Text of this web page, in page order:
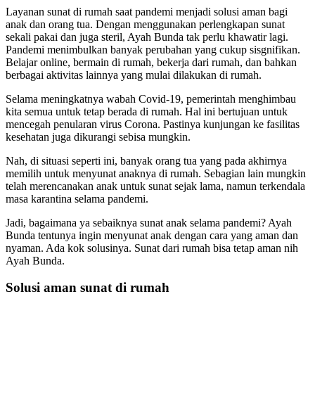
Layanan sunat di rumah saat pandemi menjadi solusi aman bagi
anak dan orang tua. Dengan menggunakan perlengkapan sunat
sekali pakai dan juga steril, Ayah Bunda tak perlu khawatir lagi.
Pandemi menimbulkan banyak perubahan yang cukup sisgnifikan.
Belajar online, bermain di rumah, bekerja dari rumah, dan bahkan
berbagai aktivitas lainnya yang mulai dilakukan di rumah.
Selama meningkatnya wabah Covid-19, pemerintah menghimbau
kita semua untuk tetap berada di rumah. Hal ini bertujuan untuk
mencegah penularan virus Corona. Pastinya kunjungan ke fasilitas
kesehatan juga dikurangi sebisa mungkin.
Nah, di situasi seperti ini, banyak orang tua yang pada akhirnya
memilih untuk menyunat anaknya di rumah. Sebagian lain mungkin
telah merencanakan anak untuk sunat sejak lama, namun terkendala
masa karantina selama pandemi.
Jadi, bagaimana ya sebaiknya sunat anak selama pandemi? Ayah
Bunda tentunya ingin menyunat anak dengan cara yang aman dan
nyaman. Ada kok solusinya. Sunat dari rumah bisa tetap aman nih
Ayah Bunda.
Solusi aman sunat di rumah